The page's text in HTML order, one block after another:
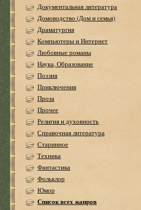
Документальная литература
Домоводство (Дом и семья)
Драматургия
Компьютеры и Интернет
Любовные романы
Наука, Образование
Поэзия
Приключения
Проза
Прочее
Религия и духовность
Справочная литература
Старинное
Техника
Фантастика
Фольклор
Юмор
Список всех жанров